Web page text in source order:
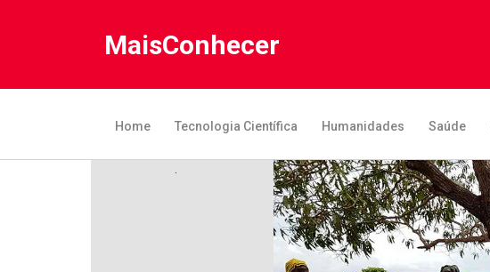
MaisConhecer
Home Tecnologia Científica Humanidades Saúde